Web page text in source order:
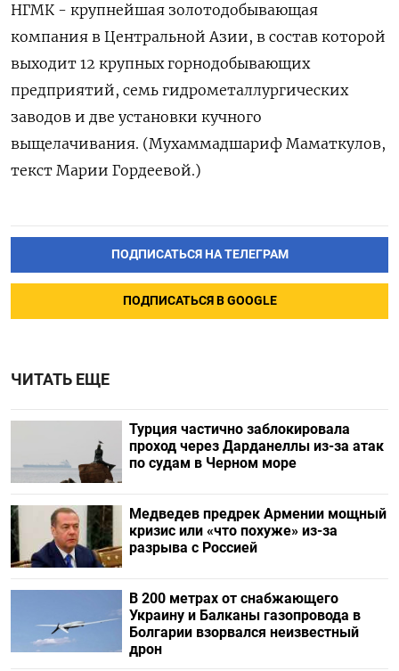
НГМК - крупнейшая золотодобывающая
компания в Центральной Азии, в состав которой
выходит 12 крупных горнодобывающих
предприятий, семь гидрометаллургических
заводов и две установки кучного
выщелачивания. (Мухаммадшариф Маматкулов,
текст Марии Гордеевой.)
ПОДПИСАТЬСЯ НА ТЕЛЕГРАМ
ПОДПИСАТЬСЯ В GOOGLE
ЧИТАТЬ ЕЩЕ
Турция частично заблокировала
проход через Дарданеллы из-за атак
по судам в Черном море
Медведев предрек Армении мощный
кризис или «что похуже» из-за
разрыва с Россией
В 200 метрах от снабжающего
Украину и Балканы газопровода в
Болгарии взорвался неизвестный
дрон